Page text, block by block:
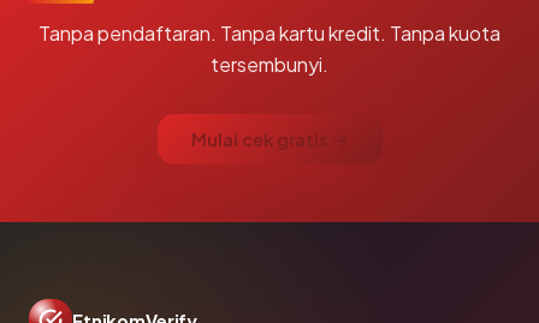
Tanpa pendaftaran. Tanpa kartu kredit. Tanpa kuota
tersembunyi.
Mulai cek gratis →